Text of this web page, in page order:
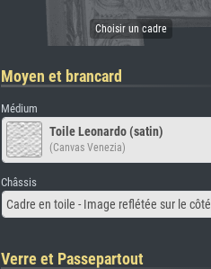
Moyen et brancard
Médium
Toile Leonardo (satin)
(Canvas Venezia)
Châssis
Cadre en toile - Image reflétée sur le côté
Verre et Passepartout